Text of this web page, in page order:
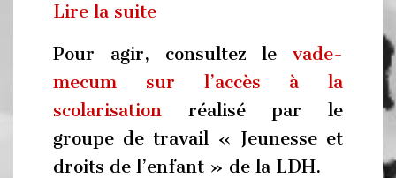
Lire la suite
Pour agir, consultez le vade-
mecum sur l’accès à la
scolarisation réalisé par le
groupe de travail « Jeunesse et
droits de l’enfant » de la LDH.